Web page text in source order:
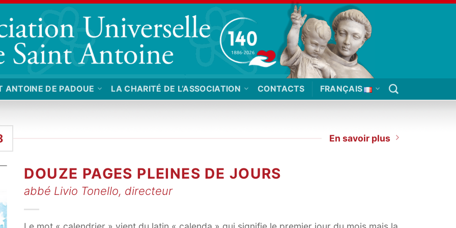
ANTOINE DE PADOUE LA CHARITÉ DE L’ASSOCIATION CONTACTS FRANÇAIS
En savoir plus
DOUZE PAGES PLEINES DE JOURS
abbé Livio Tonello, directeur